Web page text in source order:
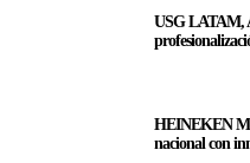
USG LATAM,
HEINEKEN
nacional con